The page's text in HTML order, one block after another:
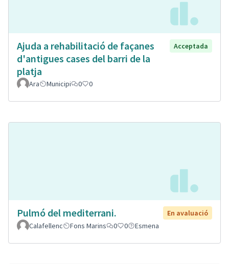
Ajuda a rehabilitació de façanes
d'antigues cases del barri de la
platja
Acceptada
Ara Municipi 0 0
Pulmó del mediterrani.
En avaluació
Calafellenc
Fons Marins 0 0 Esmena